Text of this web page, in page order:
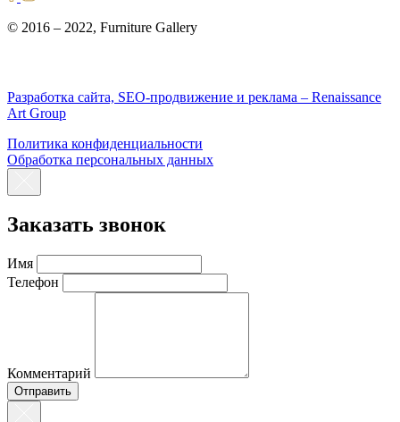
© 2016 – 2022, Furniture Gallery
Разработка сайта, SEO-продвижение и реклама – Renaissance
Art Group
Политика конфиденциальности
Обработка персональных данных
Заказать звонок
Имя
Телефон
Комментарий